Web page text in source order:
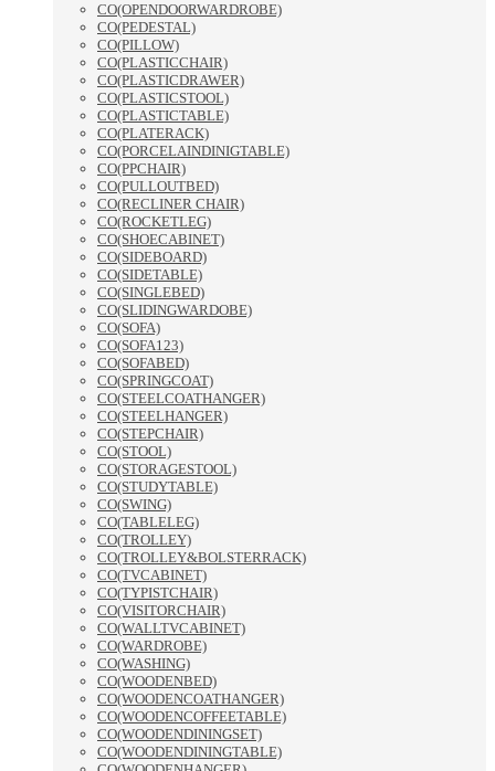
CO(OPENDOORWARDROBE)
CO(PEDESTAL)
CO(PILLOW)
CO(PLASTICCHAIR)
CO(PLASTICDRAWER)
CO(PLASTICSTOOL)
CO(PLASTICTABLE)
CO(PLATERACK)
CO(PORCELAINDINIGTABLE)
CO(PPCHAIR)
CO(PULLOUTBED)
CO(RECLINER CHAIR)
CO(ROCKETLEG)
CO(SHOECABINET)
CO(SIDEBOARD)
CO(SIDETABLE)
CO(SINGLEBED)
CO(SLIDINGWARDOBE)
CO(SOFA)
CO(SOFA123)
CO(SOFABED)
CO(SPRINGCOAT)
CO(STEELCOATHANGER)
CO(STEELHANGER)
CO(STEPCHAIR)
CO(STOOL)
CO(STORAGESTOOL)
CO(STUDYTABLE)
CO(SWING)
CO(TABLELEG)
CO(TROLLEY)
CO(TROLLEY&BOLSTERRACK)
CO(TVCABINET)
CO(TYPISTCHAIR)
CO(VISITORCHAIR)
CO(WALLTVCABINET)
CO(WARDROBE)
CO(WASHING)
CO(WOODENBED)
CO(WOODENCOATHANGER)
CO(WOODENCOFFEETABLE)
CO(WOODENDININGSET)
CO(WOODENDININGTABLE)